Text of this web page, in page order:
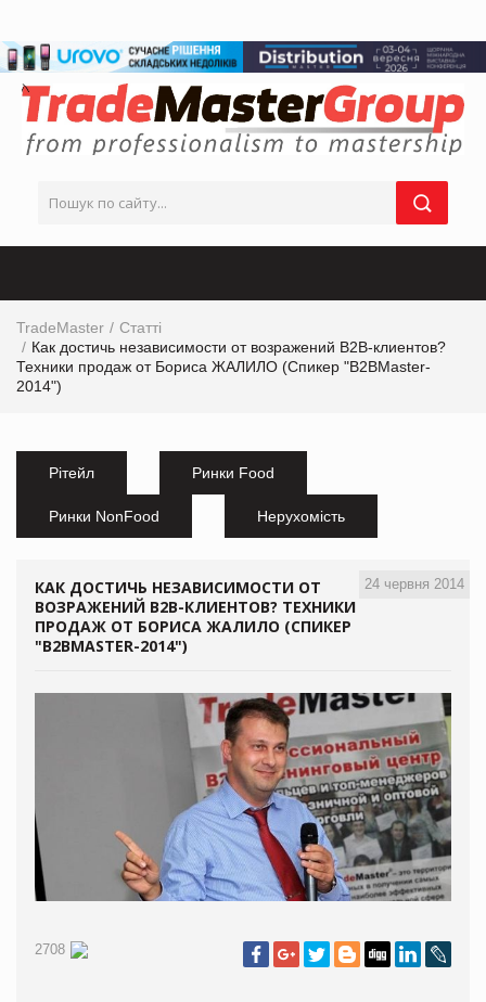
TradeMaster
Статті
Как достичь независимости от возражений B2B-клиентов?
Техники продаж от Бориса ЖАЛИЛО (Спикер "B2BMaster-
2014")
Рітейл Ринки Food
Ринки NonFood Нерухомість
24 червня 2014
КАК ДОСТИЧЬ НЕЗАВИСИМОСТИ ОТ
ВОЗРАЖЕНИЙ B2B-КЛИЕНТОВ? ТЕХНИКИ
ПРОДАЖ ОТ БОРИСА ЖАЛИЛО (СПИКЕР
"B2BMASTER-2014")
2708